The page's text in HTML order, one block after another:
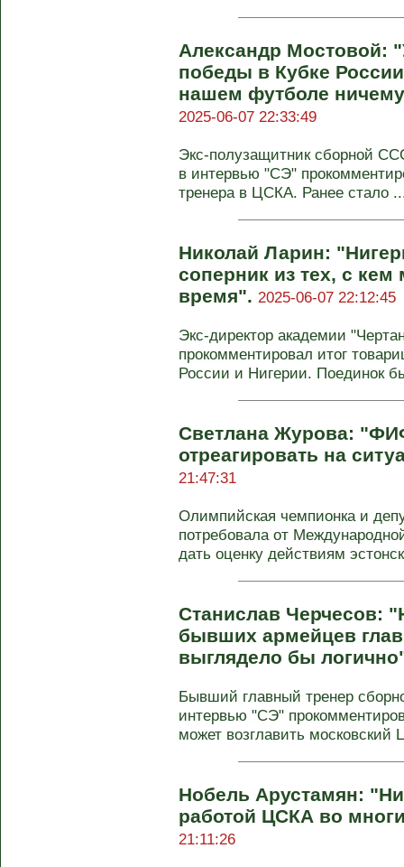
Александр Мостовой:
победы в Кубке
нашем футболе
2025-06-07 22:33:49
Экс-полузащитник сборной
в интервью "СЭ"
тренера в ЦСКА. Ранее стало
Николай Ларин:
соперник из тех, с
время". 2025-06-07 22:12:45
Экс-директор академии
прокомментировал итог
России и Нигерии. Поединок
Светлана Журова:
отреагировать на
21:47:31
Олимпийская чемпионка и
потребовала от
дать оценку действиям
Станислав Черчесов:
бывших армейцев
выглядело бы
Бывший главный тренер
интервью "СЭ"
может возглавить
Нобель Арустамян:
работой ЦСКА во
21:11:26